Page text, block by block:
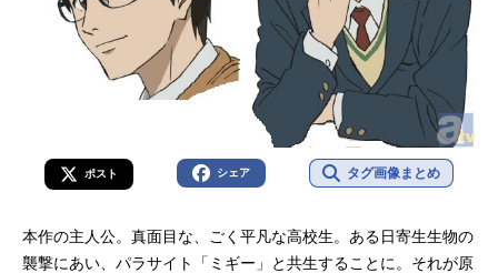
ポスト シェア タグ画像まとめ
本作の主人公。真面目な、ごく平凡な高校生。ある日寄生生物の
襲撃にあい、パラサイト「ミギー」と共生することに。それが原